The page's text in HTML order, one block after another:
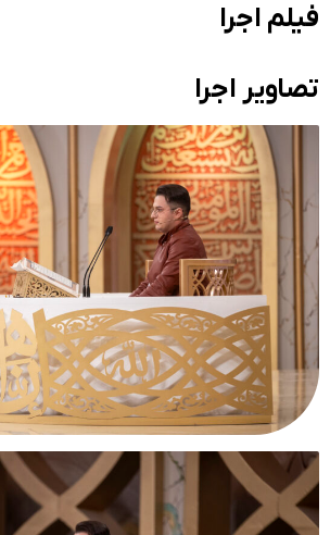
فیلم اجرا
تصاویر اجرا